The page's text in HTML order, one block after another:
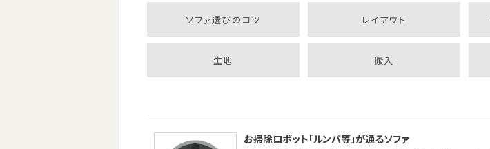
ソファ選びのコツ レイアウト
生地 搬入
お掃除ロボット「ルンバ等」が通るソファ